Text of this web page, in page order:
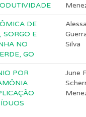
DE
SORGO E
NO
GO
Silva
POR
June